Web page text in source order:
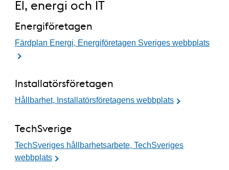
El, energi och IT
Energiföretagen
Färdplan Energi, Energiföretagen Sveriges webbplats
Installatörsföretagen
Hållbarhet, Installatörsföretagens webbplats
TechSverige
TechSveriges hållbarhetsarbete, TechSveriges
webbplats